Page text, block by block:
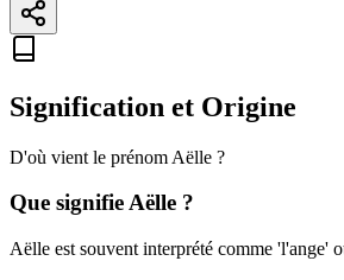
Signification et Origine
D'où vient le prénom Aëlle ?
Que signifieAëlle ?
Aëlle est souvent interprété comme 'l'ange'